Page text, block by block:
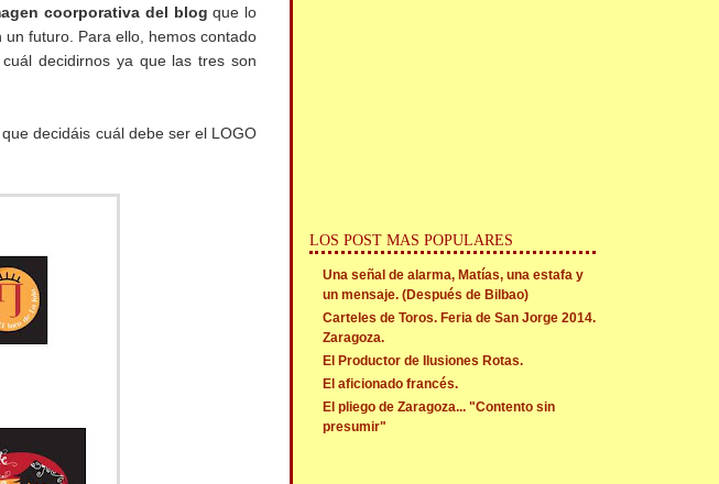
coorporativa del blog que lo
futuro. Para ello, hemos contado
decidirnos ya que las tres son
que decidáis cuál debe ser el LOGO
LOS POST MAS POPULARES
Una señal de alarma, Matías, una estafa y
un mensaje. (Después de Bilbao)
Carteles de Toros. Feria de San Jorge 2014.
Zaragoza.
El Productor de Ilusiones Rotas.
El aficionado francés.
El pliego de Zaragoza... "Contento sin
presumir"